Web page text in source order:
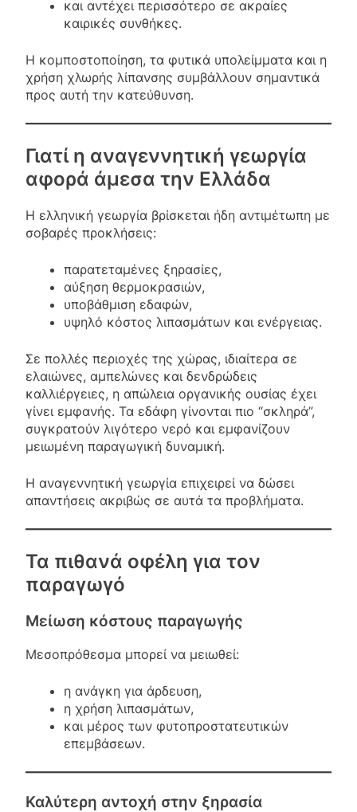
και αντέχει περισσότερο σε ακραίες
καιρικές συνθήκες.
Η κομποστοποίηση, τα φυτικά υπολείμματα και η
χρήση χλωρής λίπανσης συμβάλλουν σημαντικά
προς αυτή την κατεύθυνση.
Γιατί η αναγεννητική γεωργία
αφορά άμεσα την Ελλάδα
Η ελληνική γεωργία βρίσκεται ήδη αντιμέτωπη με
σοβαρές προκλήσεις:
παρατεταμένες ξηρασίες,
αύξηση θερμοκρασιών,
υποβάθμιση εδαφών,
υψηλό κόστος λιπασμάτων και ενέργειας.
Σε πολλές περιοχές της χώρας, ιδιαίτερα σε
ελαιώνες, αμπελώνες και δενδρώδεις
καλλιέργειες, η απώλεια οργανικής ουσίας έχει
γίνει εμφανής. Τα εδάφη γίνονται πιο “σκληρά”,
συγκρατούν λιγότερο νερό και εμφανίζουν
μειωμένη παραγωγική δυναμική.
Η αναγεννητική γεωργία επιχειρεί να δώσει
απαντήσεις ακριβώς σε αυτά τα προβλήματα.
Τα πιθανά οφέλη για τον
παραγωγό
Μείωση κόστους παραγωγής
Μεσοπρόθεσμα μπορεί να μειωθεί:
η ανάγκη για άρδευση,
η χρήση λιπασμάτων,
και μέρος των φυτοπροστατευτικών
επεμβάσεων.
Καλύτερη αντοχή στην ξηρασία